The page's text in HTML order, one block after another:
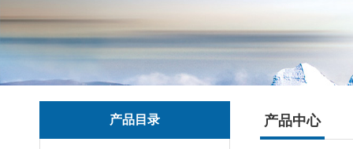
产品目录 产品中心